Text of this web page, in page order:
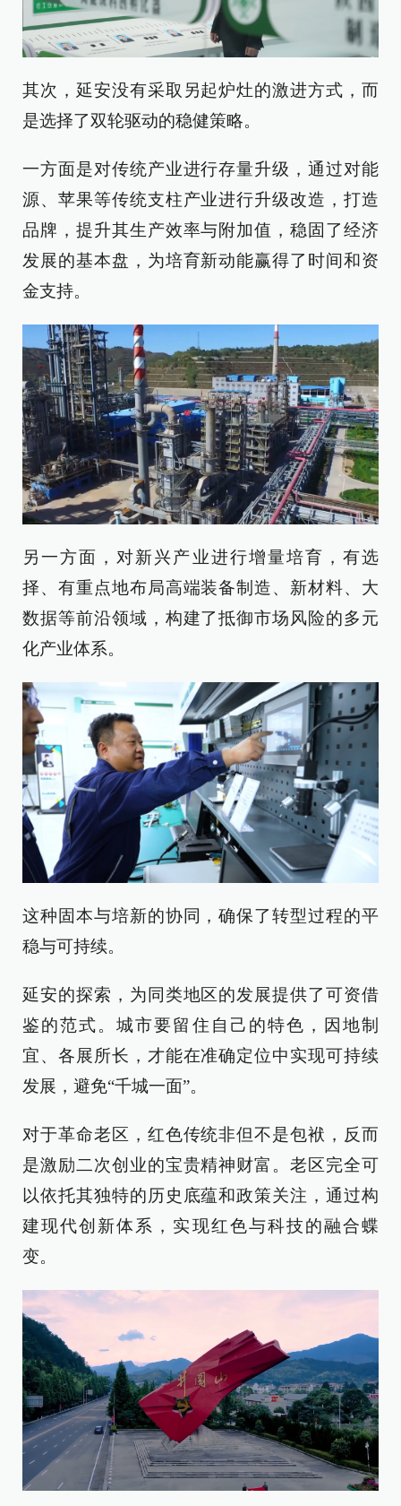
其次，延安没有采取另起炉灶的激进方式，而
是选择了双轮驱动的稳健策略。
一方面是对传统产业进行存量升级，通过对能
源、苹果等传统支柱产业进行升级改造，打造
品牌，提升其生产效率与附加值，稳固了经济
发展的基本盘，为培育新动能赢得了时间和资
金支持。
另一方面，对新兴产业进行增量培育，有选
择、有重点地布局高端装备制造、新材料、大
数据等前沿领域，构建了抵御市场风险的多元
化产业体系。
这种固本与培新的协同，确保了转型过程的平
稳与可持续。
延安的探索，为同类地区的发展提供了可资借
鉴的范式。城市要留住自己的特色，因地制
宜、各展所长，才能在准确定位中实现可持续
发展，避免“千城一面”。
对于革命老区，红色传统非但不是包袱，反而
是激励二次创业的宝贵精神财富。老区完全可
以依托其独特的历史底蕴和政策关注，通过构
建现代创新体系，实现红色与科技的融合蝶
变。